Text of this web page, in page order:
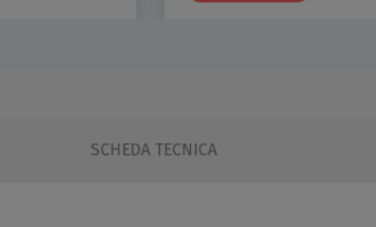
SCHEDA TECNICA